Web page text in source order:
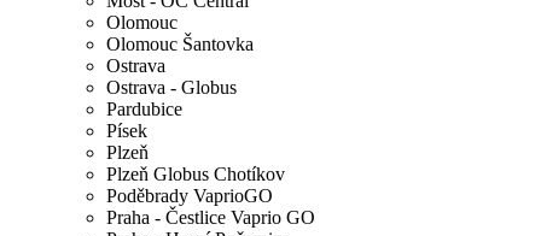
Olomouc
Olomouc Šantovka
Ostrava
Ostrava - Globus
Pardubice
Písek
Plzeň
Plzeň Globus Chotíkov
Poděbrady VaprioGO
Praha - Čestlice Vaprio GO